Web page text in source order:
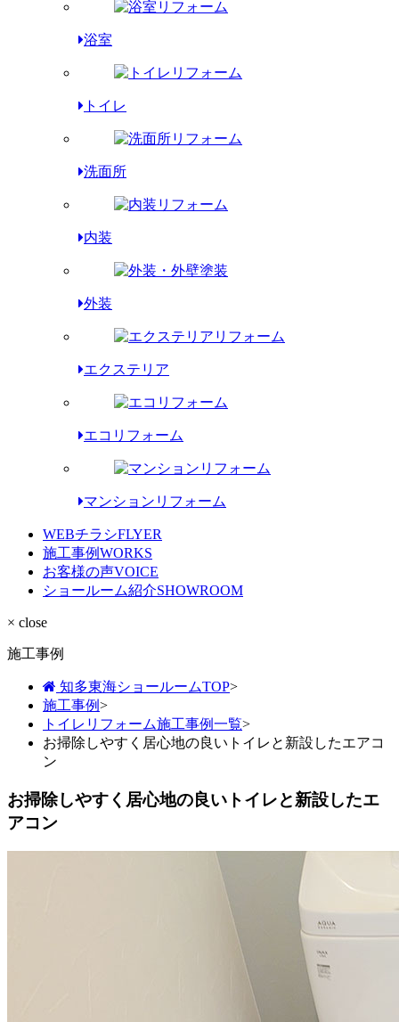
浴室
トイレ
洗面所
内装
外装
エクステリア
エコリフォーム
マンションリフォーム
WEBチラシFLYER
施工事例WORKS
お客様の声VOICE
ショールーム紹介SHOWROOM
× close
施工事例
知多東海ショールームTOP>
施工事例>
トイレリフォーム施工事例一覧>
お掃除しやすく居心地の良いトイレと新設したエアコ
ン
お掃除しやすく居心地の良いトイレと新設したエ
アコン